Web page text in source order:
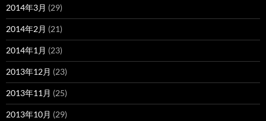
2014年3月 (29)
2014年2月 (21)
2014年1月 (23)
2013年12月 (23)
2013年11月 (25)
2013年10月 (29)